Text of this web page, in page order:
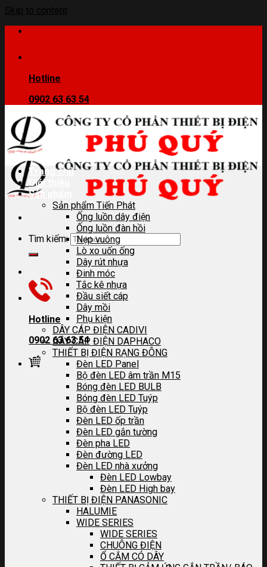
Hotline
0902 63 63 54
Tìm kiếm:
Hotline
0902 63 63 54
Trang chủ
Giới thiệu
Sản phẩm
Sản phẩm Tiến Phát
Ống luồn dây điện
Ống luồn đàn hồi
Nẹp vuông
Lò xo uốn ống
Dây rút nhựa
Đinh móc
Tắc kê nhựa
Đầu siết cáp
Dây mồi
Phụ kiện
DÂY CÁP ĐIỆN CADIVI
DÂY CÁP ĐIỆN DAPHACO
THIẾT BỊ ĐIỆN RẠNG ĐÔNG
Đèn LED Panel
Bộ đèn LED âm trần M15
Bóng đèn LED BULB
Bóng đèn LED Tuýp
Bộ đèn LED Tuýp
Đèn LED ốp trần
Đèn LED gắn tường
Đèn pha LED
Đèn đường LED
Đèn LED nhà xưởng
Đèn LED Lowbay
Đèn LED High bay
THIẾT BỊ ĐIỆN PANASONIC
HALUMIE
WIDE SERIES
WIDE SERIES
CHUÔNG ĐIỆN
Ổ CẮM CÓ DÂY